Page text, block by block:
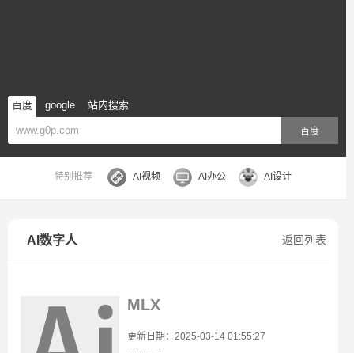
百度 google 站内搜索
百度
特别推荐 AI视频 AI办公 AI设计
返回列表
AI数字人
MLX
更新日期：2025-03-14 01:55:27